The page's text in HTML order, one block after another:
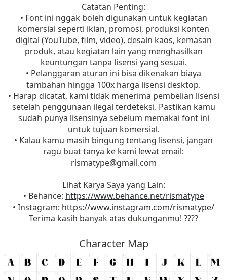
Catatan Penting:
• Font ini nggak boleh digunakan untuk kegiatan
komersial seperti iklan, promosi, produksi konten
digital (YouTube, film, video), desain kaos, kemasan
produk, atau kegiatan lain yang menghasilkan
keuntungan tanpa lisensi yang sesuai.
• Pelanggaran aturan ini bisa dikenakan biaya
tambahan hingga 100x harga lisensi desktop.
• Harap dicatat, kami tidak menerima pembelian lisensi
setelah penggunaan ilegal terdeteksi. Pastikan kamu
sudah punya lisensinya sebelum memakai font ini
untuk tujuan komersial.
• Kalau kamu masih bingung tentang lisensi, jangan
ragu buat tanya ke kami lewat email:
rismatype@gmail.com
Lihat Karya Saya yang Lain:
• Behance: https://www.behance.net/rismatype
• Instagram: https://www.instagram.com/rismatype/
Terima kasih banyak atas dukunganmu! ????
Character Map